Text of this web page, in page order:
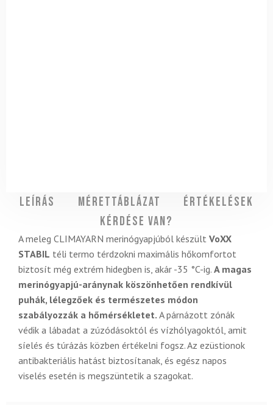
Leírás Mérettáblázat
Értékelések
Kérdése van?
A meleg CLIMAYARN merinógyapjúból készült VoXX
STABIL téli termo térdzokni maximális hőkomfortot
biztosít még extrém hidegben is, akár -35 °C-ig. A magas
merinógyapjú-aránynak köszönhetően rendkívül
puhák, lélegzőek és természetes módon
szabályozzák a hőmérsékletet. A párnázott zónák
védik a lábadat a zúzódásoktól és vízhólyagoktól, amit
síelés és túrázás közben értékelni fogsz. Az ezüstionok
antibakteriális hatást biztosítanak, és egész napos
viselés esetén is megszüntetik a szagokat.